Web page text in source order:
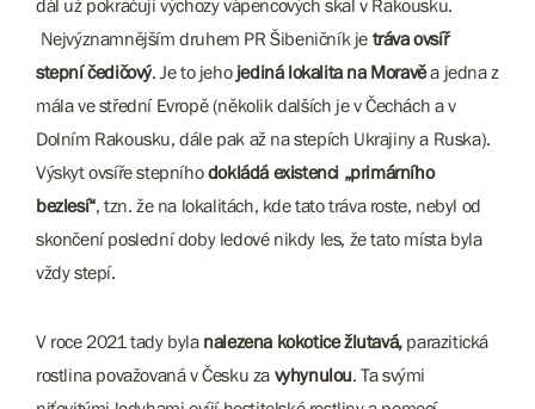
dál už pokračují výchozy vápencových skal v Rakousku.
Nejvýznamnějším druhem PR Šibeničník je tráva ovsíř
stepní čedičový. Je to jeho jediná lokalita na Moravěa jedna z
mála ve střední Evropě (několik dalších je v Čechách a v
Dolním Rakousku, dále pak až na stepích Ukrajiny a Ruska).
Výskyt ovsíře stepníhodokládá existenci „primárního
bezlesí“, tzn. že na lokalitách, kde tato tráva roste, nebyl od
skončení poslední doby ledové nikdy les, že tato místa byla
vždy stepí.
V roce 2021 tady byla nalezena kokotice žlutavá,parazitická
rostlina považovaná v Česku za vyhynulou. Ta svými